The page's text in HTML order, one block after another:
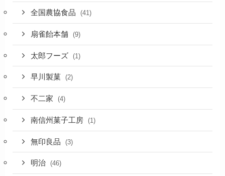
全国農協食品 (41)
扇雀飴本舗 (9)
太郎フーズ (1)
早川製菓 (2)
不二家 (4)
南信州菓子工房 (1)
無印良品 (3)
明治 (46)